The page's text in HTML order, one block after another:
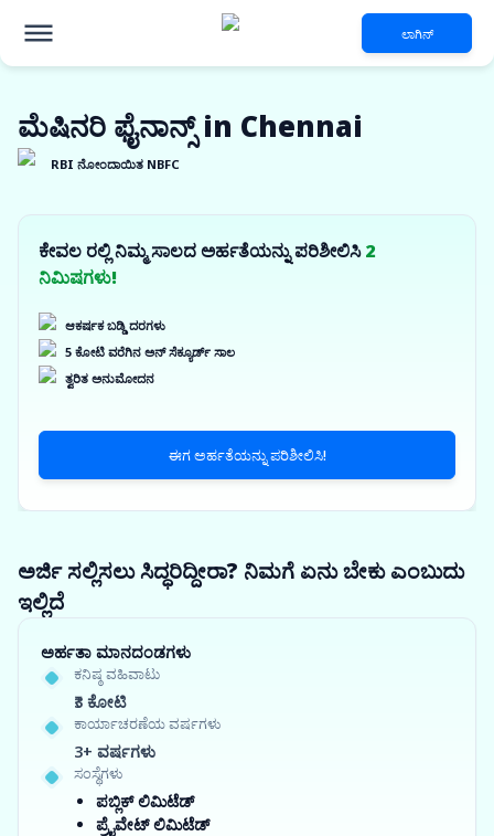
ಲಾಗಿನ್
ಮೆಷಿನರಿ ಫೈನಾನ್ಸ್ in Chennai
RBI ನೋಂದಾಯಿತ NBFC
ಕೇವಲ ರಲ್ಲಿ ನಿಮ್ಮ ಸಾಲದ ಅರ್ಹತೆಯನ್ನು ಪರಿಶೀಲಿಸಿ2
ನಿಮಿಷಗಳು!
ಆಕರ್ಷಕ ಬಡ್ಡಿ ದರಗಳು
5 ಕೋಟಿ ವರೆಗಿನ ಅನ್ ಸೆಕ್ಯೂರ್ಡ್ ಸಾಲ
ತ್ವರಿತ ಅನುಮೋದನ
ಈಗ ಅರ್ಹತೆಯನ್ನು ಪರಿಶೀಲಿಸಿ!
ಅರ್ಜಿ ಸಲ್ಲಿಸಲು ಸಿದ್ಧರಿದ್ದೀರಾ? ನಿಮಗೆ ಏನು ಬೇಕು ಎಂಬುದು
ಇಲ್ಲಿದೆ
ಅರ್ಹತಾ ಮಾನದಂಡಗಳು
ಕನಿಷ್ಠ ವಹಿವಾಟು
₹3 ಕೋಟಿ
ಕಾರ್ಯಾಚರಣೆಯ ವರ್ಷಗಳು
3+ ವರ್ಷಗಳು
ಸಂಸ್ಥೆಗಳು
ಪಬ್ಲಿಕ್ ಲಿಮಿಟೆಡ್
ಪ್ರೈವೇಟ್ ಲಿಮಿಟೆಡ್